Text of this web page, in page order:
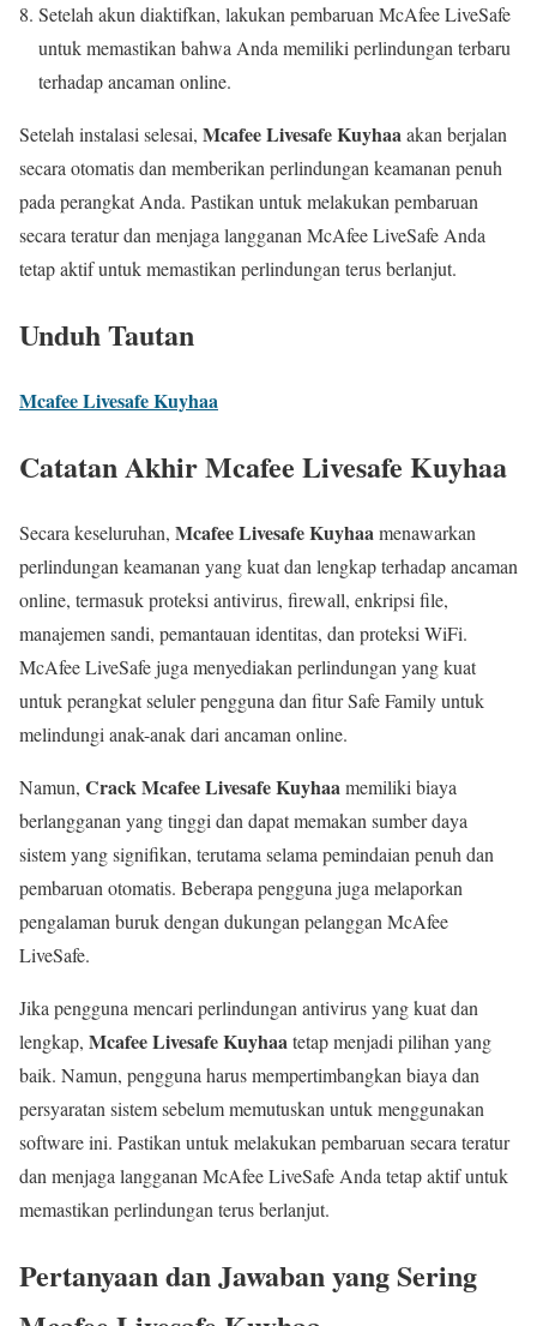
Setelah akun diaktifkan, lakukan pembaruan McAfee LiveSafe
untuk memastikan bahwa Anda memiliki perlindungan terbaru
terhadap ancaman online.
Setelah instalasi selesai, Mcafee Livesafe Kuyhaaakan berjalan
secara otomatis dan memberikan perlindungan keamanan penuh
pada perangkat Anda. Pastikan untuk melakukan pembaruan
secara teratur dan menjaga langganan McAfee LiveSafe Anda
tetap aktif untuk memastikan perlindungan terus berlanjut.
Unduh Tautan
Mcafee Livesafe Kuyhaa
Catatan Akhir Mcafee Livesafe Kuyhaa
Secara keseluruhan, Mcafee Livesafe Kuyhaamenawarkan
perlindungan keamanan yang kuat dan lengkap terhadap ancaman
online, termasuk proteksi antivirus, firewall, enkripsi file,
manajemen sandi, pemantauan identitas, dan proteksi WiFi.
McAfee LiveSafe juga menyediakan perlindungan yang kuat
untuk perangkat seluler pengguna dan fitur Safe Family untuk
melindungi anak-anak dari ancaman online.
Namun, Crack Mcafee Livesafe Kuyhaamemiliki biaya
berlangganan yang tinggi dan dapat memakan sumber daya
sistem yang signifikan, terutama selama pemindaian penuh dan
pembaruan otomatis. Beberapa pengguna juga melaporkan
pengalaman buruk dengan dukungan pelanggan McAfee
LiveSafe.
Jika pengguna mencari perlindungan antivirus yang kuat dan
lengkap, Mcafee Livesafe Kuyhaatetap menjadi pilihan yang
baik. Namun, pengguna harus mempertimbangkan biaya dan
persyaratan sistem sebelum memutuskan untuk menggunakan
software ini. Pastikan untuk melakukan pembaruan secara teratur
dan menjaga langganan McAfee LiveSafe Anda tetap aktif untuk
memastikan perlindungan terus berlanjut.
Pertanyaan dan Jawaban yang Sering